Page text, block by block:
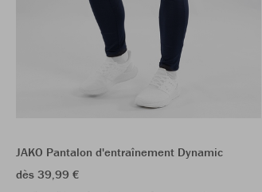
JAKO Pantalon d'entraînement Dynamic
dès 39,99 €